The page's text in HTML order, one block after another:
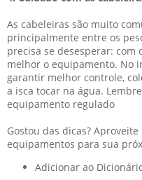
As cabeleiras são muito
principalmente entre os
precisa se desesperar:
melhor o equipamento. No
garantir melhor controle,
a isca tocar na água.
equipamento regulado
Gostou das dicas?
equipamentos para sua
Adicionar ao